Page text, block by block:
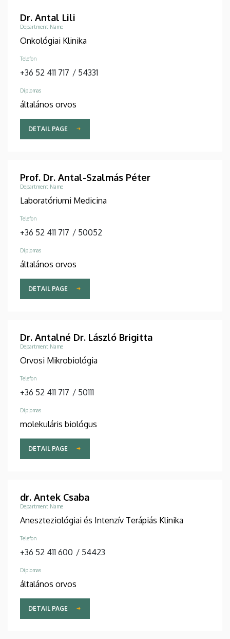
Dr. Antal Lili
Department Name
Onkológiai Klinika
Telefon
+36 52 411 717 / 54331
Diplomas
általános orvos
DETAIL PAGE
Prof. Dr. Antal-Szalmás Péter
Department Name
Laboratóriumi Medicina
Telefon
+36 52 411 717 / 50052
Diplomas
általános orvos
DETAIL PAGE
Dr. Antalné Dr. László Brigitta
Department Name
Orvosi Mikrobiológia
Telefon
+36 52 411 717 / 50111
Diplomas
molekuláris biológus
DETAIL PAGE
dr. Antek Csaba
Department Name
Aneszteziológiai és Intenzív Terápiás Klinika
Telefon
+36 52 411 600 / 54423
Diplomas
általános orvos
DETAIL PAGE